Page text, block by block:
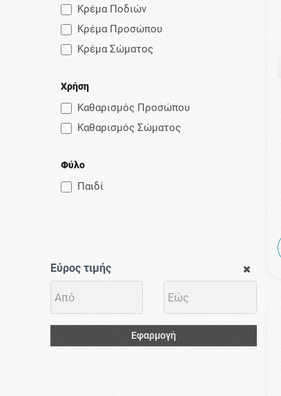
Κρέμα Ποδιών
Κρέμα Προσώπου
Κρέμα Σώματος
Χρήση
Καθαρισμός Προσώπου
Καθαρισμός Σώματος
Φύλο
Παιδί
Εύρος τιμής
Εφαρμογή